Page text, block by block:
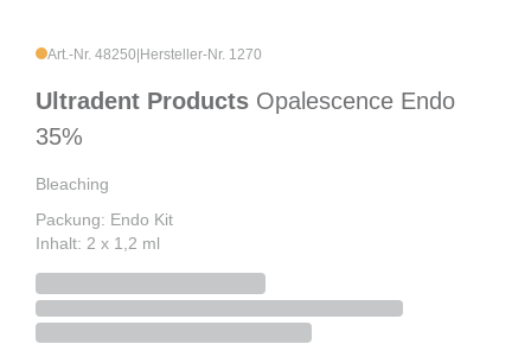
Art.-Nr. 48250 Hersteller-Nr. 1270
Ultradent Products Opalescence Endo
35%
Bleaching
Packung: Endo Kit
Inhalt: 2 x 1,2 ml